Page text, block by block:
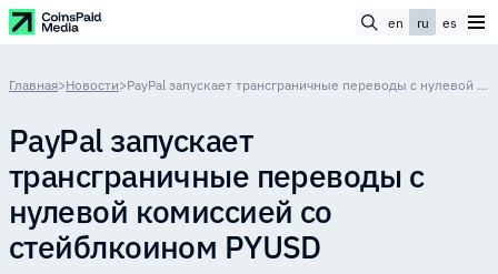
en ru es
Главная>Новости> PayPal запускает трансграничные переводы с нулевой комиссией со стейблкоином PYUSD
PayPal запускает
трансграничные переводы с
нулевой комиссией со
стейблкоином PYUSD